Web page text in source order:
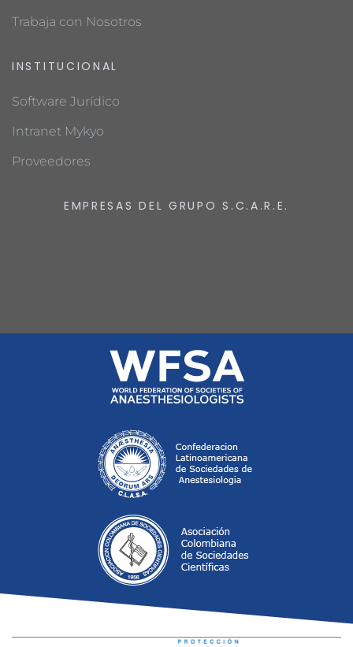
Trabaja con Nosotros
INSTITUCIONAL
Software Jurídico
Intranet Mykyo
Proveedores
EMPRESAS DEL GRUPO S.C.A.R.E.